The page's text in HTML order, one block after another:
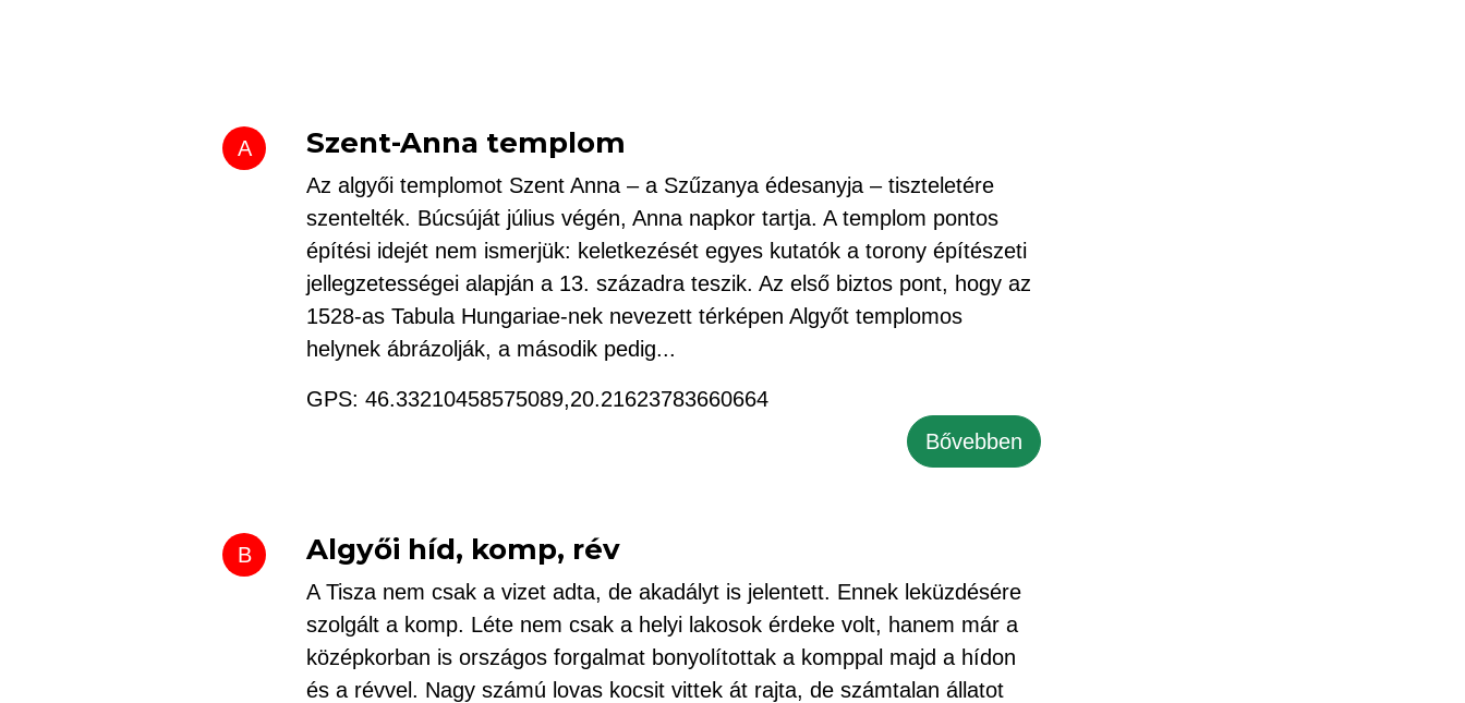
A Szent-Anna templom
Az algyői templomot Szent Anna – a Szűzanya édesanyja – tiszteletére
szentelték. Búcsúját július végén, Anna napkor tartja. A templom pontos
építési idejét nem ismerjük: keletkezését egyes kutatók a torony építészeti
jellegzetességei alapján a 13. századra teszik. Az első biztos pont, hogy az
1528-as Tabula Hungariae-nek nevezett térképen Algyőt templomos
helynek ábrázolják, a második pedig...
GPS: 46.33210458575089,20.21623783660664
Bővebben
B Algyői híd, komp, rév
A Tisza nem csak a vizet adta, de akadályt is jelentett. Ennek leküzdésére
szolgált a komp. Léte nem csak a helyi lakosok érdeke volt, hanem már a
középkorban is országos forgalmat bonyolítottak a komppal majd a hídon
és a révvel. Nagy számú lovas kocsit vittek át rajta, de számtalan állatot